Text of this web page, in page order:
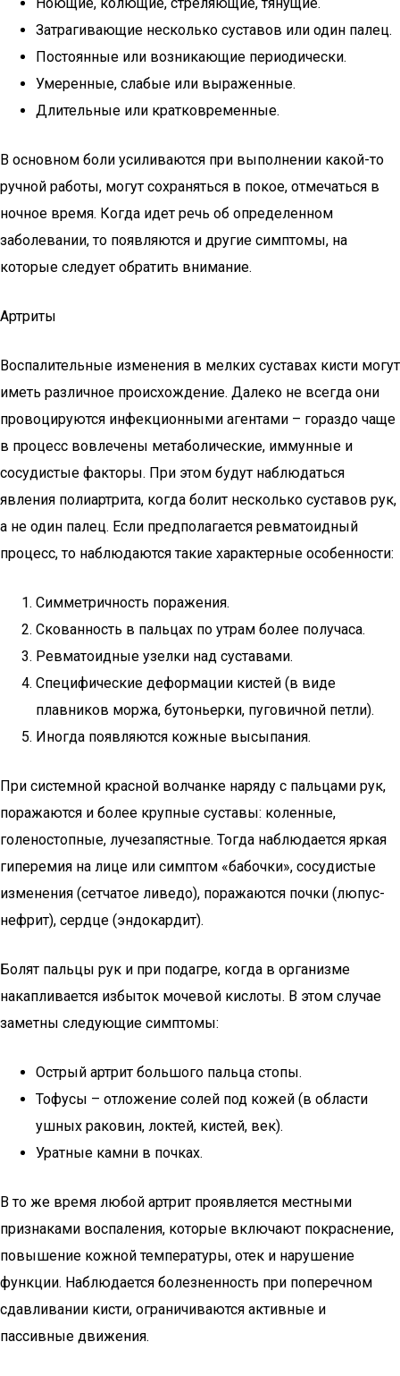
Затрагивающие несколько суставов или один палец.
Постоянные или возникающие периодически.
Умеренные, слабые или выраженные.
Длительные или кратковременные.
В основном боли усиливаются при выполнении какой-то
ручной работы, могут сохраняться в покое, отмечаться в
ночное время. Когда идет речь об определенном
заболевании, то появляются и другие симптомы, на
которые следует обратить внимание.
Артриты
Воспалительные изменения в мелких суставах кисти могут
иметь различное происхождение. Далеко не всегда они
провоцируются инфекционными агентами – гораздо чаще
в процесс вовлечены метаболические, иммунные и
сосудистые факторы. При этом будут наблюдаться
явления полиартрита, когда болит несколько суставов рук,
а не один палец. Если предполагается ревматоидный
процесс, то наблюдаются такие характерные особенности:
Симметричность поражения.
Скованность в пальцах по утрам более получаса.
Ревматоидные узелки над суставами.
Специфические деформации кистей (в виде
плавников моржа, бутоньерки, пуговичной петли).
Иногда появляются кожные высыпания.
При системной красной волчанке наряду с пальцами рук,
поражаются и более крупные суставы: коленные,
голеностопные, лучезапястные. Тогда наблюдается яркая
гиперемия на лице или симптом «бабочки», сосудистые
изменения (сетчатое ливедо), поражаются почки (люпус-
нефрит), сердце (эндокардит).
Болят пальцы рук и при подагре, когда в организме
накапливается избыток мочевой кислоты. В этом случае
заметны следующие симптомы:
Острый артрит большого пальца стопы.
Тофусы – отложение солей под кожей (в области
ушных раковин, локтей, кистей, век).
Уратные камни в почках.
В то же время любой артрит проявляется местными
признаками воспаления, которые включают покраснение,
повышение кожной температуры, отек и нарушение
функции. Наблюдается болезненность при поперечном
сдавливании кисти, ограничиваются активные и
пассивные движения.